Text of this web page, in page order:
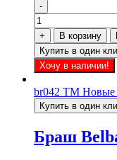
-
Количество
товара
Браш
Belbal
(14”35
"РОССИЯ"
Кристалл
синий/
красный
+ В корзину
Купить в один
Этот
товар
имеет
несколько
вариаций.
можно
Хочу в наличии!
br042 ТМ Новые
Купить в один
Браш